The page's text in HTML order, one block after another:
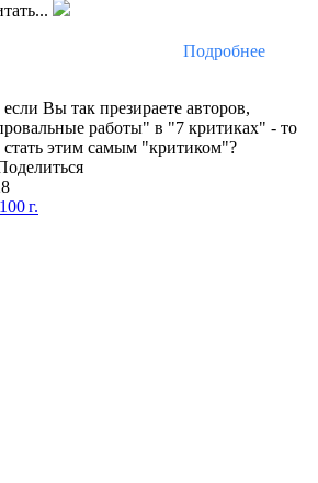
Подробнее
Вы так презираете авторов,
работы" в "7 критиках" - то
стать этим самым "критиком"?
г.